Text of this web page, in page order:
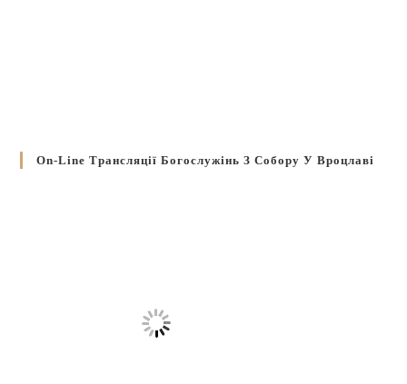
On-Line Трансляції Богослужінь З Собору У Вроцлаві